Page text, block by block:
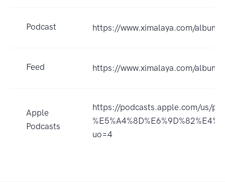
Podcast https://www.ximalaya.com/
Feed https://www.ximalaya.com/
Apple
Podcasts
https://podcasts.apple.com/us/
uo=4